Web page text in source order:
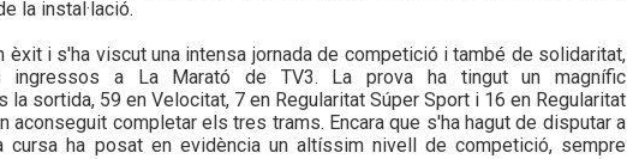
la instal·lació.
èxit i s'ha viscut una intensa jornada de competició i també de solidaritat,
ingressos a La Marató de TV3. La prova ha tingut un magnífic
sortida, 59 en Velocitat, 7 en Regularitat Súper Sport i 16 en Regularitat
aconseguit completar els tres trams. Encara que s'ha hagut de disputar a
cursa ha posat en evidència un altíssim nivell de competició, sempre